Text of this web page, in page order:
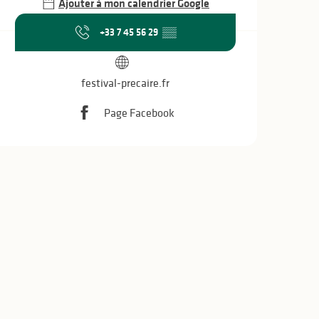
Ajouter à mon calendrier Google
+33 7 45 56 29 ▒▒
festival-precaire.fr
Page Facebook